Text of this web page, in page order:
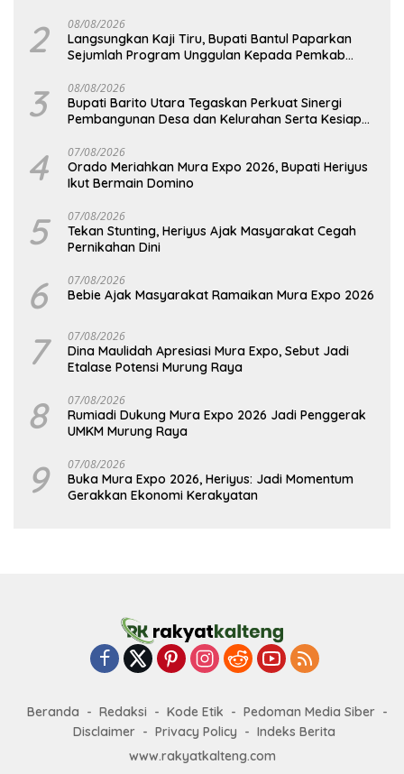
2 08/08/2026
Langsungkan Kaji Tiru, Bupati Bantul Paparkan
Sejumlah Program Unggulan Kepada Pemkab
3 08/08/2026
Bupati Barito Utara Tegaskan Perkuat Sinergi
Pembangunan Desa dan Kelurahan Serta Kesiapan
4 07/08/2026
Orado Meriahkan Mura Expo 2026, Bupati Heriyus
Ikut Bermain Domino
5 07/08/2026
Tekan Stunting, Heriyus Ajak Masyarakat Cegah
Pernikahan Dini
6 07/08/2026
Bebie Ajak Masyarakat Ramaikan Mura Expo 2026
7 07/08/2026
Dina Maulidah Apresiasi Mura Expo, Sebut Jadi
Etalase Potensi Murung Raya
8 07/08/2026
Rumiadi Dukung Mura Expo 2026 Jadi Penggerak
UMKM Murung Raya
9 07/08/2026
Buka Mura Expo 2026, Heriyus: Jadi Momentum
Gerakkan Ekonomi Kerakyatan
Beranda Redaksi Kode Etik
Pedoman Media Siber
Disclaimer
Privacy Policy
Indeks Berita
www.rakyatkalteng.com